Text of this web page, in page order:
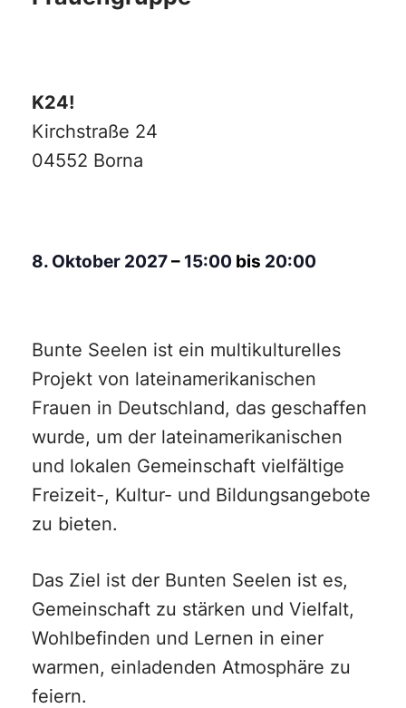
K24!
Kirchstraße 24
04552 Borna
8. Oktober 2027– 15:00 bis 20:00
Bunte Seelen ist ein multikulturelles
Projekt von lateinamerikanischen
Frauen in Deutschland, das geschaffen
wurde, um der lateinamerikanischen
und lokalen Gemeinschaft vielfältige
Freizeit-, Kultur- und Bildungsangebote
zu bieten.
Das Ziel ist der Bunten Seelen ist es,
Gemeinschaft zu stärken und Vielfalt,
Wohlbefinden und Lernen in einer
warmen, einladenden Atmosphäre zu
feiern.